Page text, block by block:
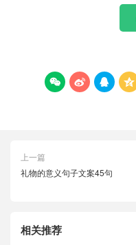
   
上一篇
礼物的意义句子文案45句
相关推荐